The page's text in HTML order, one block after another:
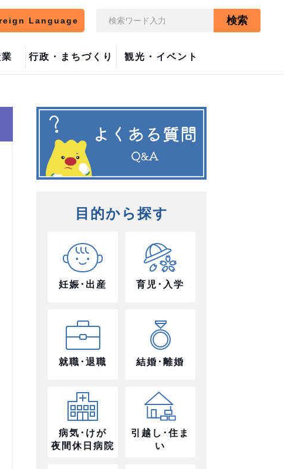
行政・まちづくり 観光・イベント
Language 検索
目的から探す
妊娠･出産 育児･入学
就職･退職 結婚･離婚
病気･けが
夜間休日病院
引越し･住ま
い